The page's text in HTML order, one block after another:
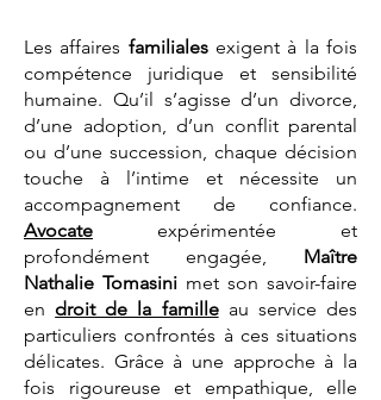
Les affaires familialesexigent à la fois
compétence juridique et sensibilité
humaine. Qu’il s’agisse d’un divorce,
d’une adoption, d’un conflit parental
ou d’une succession, chaque décision
touche à l’intime et nécessite un
accompagnement de confiance.
Avocate expérimentée et
profondément engagée, Maître
Nathalie Tomasini met son savoir-faire
endroit de la familleau service des
particuliers confrontés à ces situations
délicates. Grâce à une approche à la
fois rigoureuse et empathique, elle